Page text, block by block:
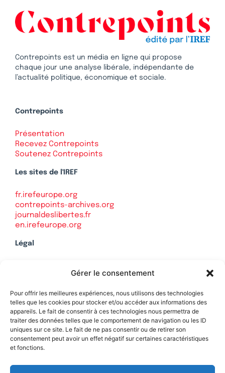
Gérer le consentement
Pour offrir les meilleures expériences, nous utilisons des technologies
telles que les cookies pour stocker et/ou accéder aux informations des
appareils. Le fait de consentir à ces technologies nous permettra de
traiter des données telles que le comportement de navigation ou les ID
uniques sur ce site. Le fait de ne pas consentir ou de retirer son
consentement peut avoir un effet négatif sur certaines caractéristiques
et fonctions.
Contrepoints est un média en ligne qui propose
chaque jour une analyse libérale, indépendante de
l’actualité politique, économique et sociale.
Contrepoints
Présentation
Recevez Contrepoints
Soutenez Contrepoints
Les sites de l'IREF
fr.irefeurope.org
contrepoints-archives.org
journaldeslibertes.fr
en.irefeurope.org
Légal
Politique de confidentialité
Contact
Soutenez Contrepoints